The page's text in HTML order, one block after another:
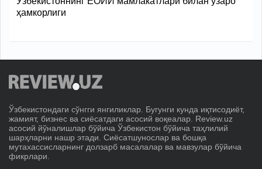
ҳамкорлиги
Ўзбекистондаги сўнгги янгиликлар. Бугунги кунда иқтисодиёт,
жамият, бизнес ва сиёсатдаги асосий воқеалар. Review.uz
асосий йўналишлар бўйича Ўзбекистон бўйича таҳлилий
шарҳларни нашр этади. Сиёсатшунослар ва бошқа
мутахассисларнинг долзарб масалалар ва мавзулар бўйича
фикрлари.